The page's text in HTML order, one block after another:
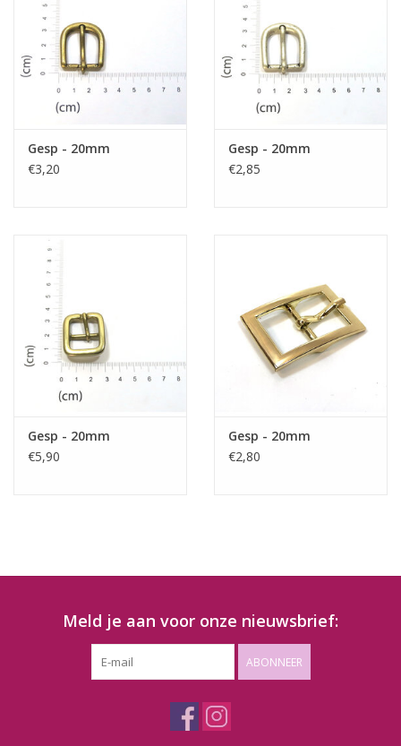
Gesp - 20mm
€3,20
Gesp - 20mm
€2,85
Gesp - 20mm
€5,90
Gesp - 20mm
€2,80
Meld je aan voor onze nieuwsbrief:
ABONNEER